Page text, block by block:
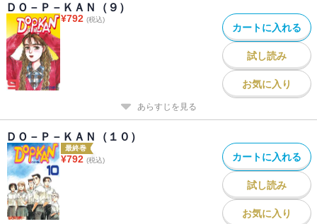
ＤＯ－Ｐ－ＫＡＮ（９）
¥792 (税込)
カートに入れる
試し読み
お気に入り
あらすじを見る
ＤＯ－Ｐ－ＫＡＮ（１０）
最終巻
¥792 (税込) カートに入れる
試し読み
お気に入り